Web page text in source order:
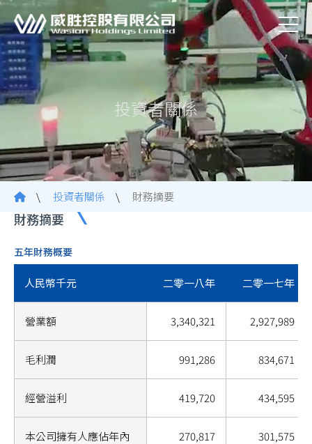
投資者關係
\ 投資者關係 \ 財務摘要
財務摘要
五年財務概要
人民幣千元 二零一八年 二零一七年
營業額 3,340,321 2,927,989
毛利潤 991,286 834,671
經營溢利 419,720 434,595
本公司擁有人應佔年內
270,817 301,575